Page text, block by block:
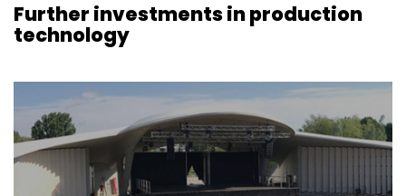
Further investments in production
technology